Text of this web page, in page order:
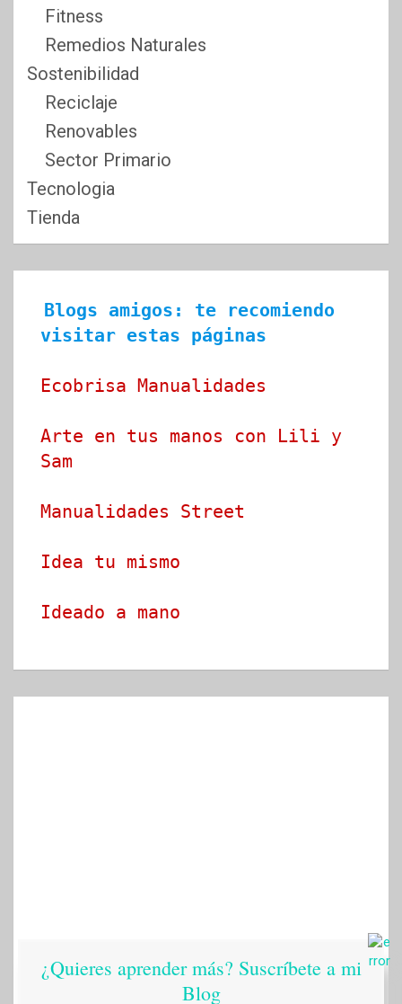
Fitness
Remedios Naturales
Sostenibilidad
Reciclaje
Renovables
Sector Primario
Tecnologia
Tienda
Blogs amigos: te recomiendo
visitar estas páginas
Ecobrisa Manualidades
Arte en tus manos con Lili y
Sam
Manualidades Street
Idea tu mismo
Ideado a mano
¿Quieres aprender más? Suscríbete a mi
Blog